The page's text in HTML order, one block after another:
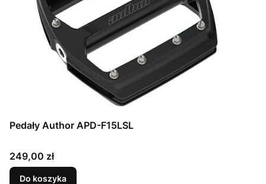
Pedały Author APD-F15LSL
Cena
249,00 zł
Do koszyka